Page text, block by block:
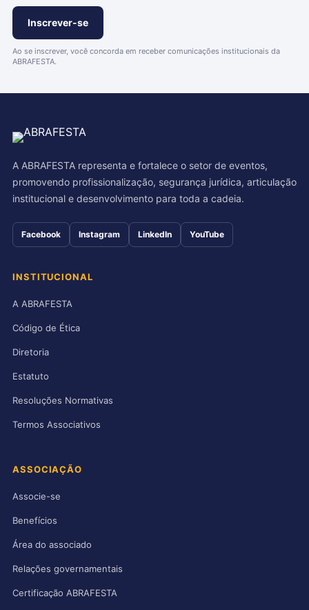
Ao se inscrever, você concorda em receber comunicações institucionais da
ABRAFESTA.
A ABRAFESTA representa e fortalece o setor de eventos,
promovendo profissionalização, segurança jurídica, articulação
institucional e desenvolvimento para toda a cadeia.
Facebook Instagram LinkedIn YouTube
INSTITUCIONAL
A ABRAFESTA
Código de Ética
Diretoria
Estatuto
Resoluções Normativas
Termos Associativos
ASSOCIAÇÃO
Associe-se
Benefícios
Área do associado
Relações governamentais
Certificação ABRAFESTA